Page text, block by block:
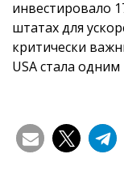
инвестировало
штатах для
критически
USA стала